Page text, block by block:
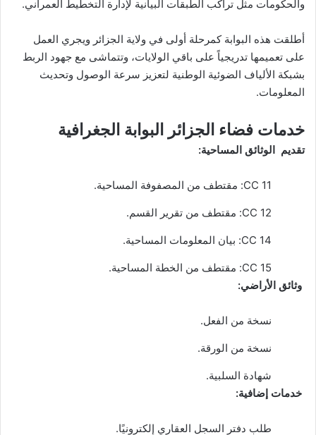
والحكومات مثل تراكب الطبقات البيانية لإدارة التخطيط العمراني.
أطلقت هذه البوابة كمرحلة أولى في ولاية الجزائر ويجري العمل
على تعميمها تدريجياً على باقي الولايات، وتتماشى مع جهود الربط
بشبكة الألياف الضوئية الوطنية لتعزيز سرعة الوصول وتحديث
المعلومات.
خدمات فضاء الجزائر البوابة الجغرافية
تقديم الوثائق المساحية:
وثائق الأراضي:
نسخة من الفعل.
نسخة من الورقة.
شهادة السلبية.
خدمات إضافية:
طلب دفتر السجل العقاري إلكترونيًا.